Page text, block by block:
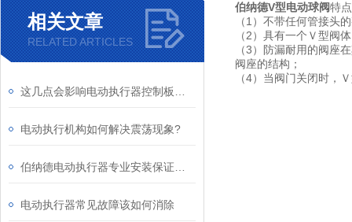
相关文章
RELATED ARTICLES
电动执行机构如何解决震荡现象?
电动执行器常见故障该如何消除
伯纳德V型电动球阀特
（1）不带任何管接头
（2）具有一个Ｖ型阀
（3）防漏耐用的阀座
阀座的结构；
（4）当阀门关闭时，